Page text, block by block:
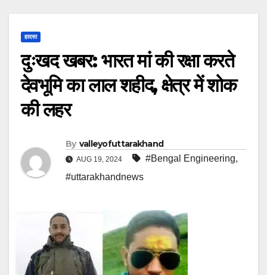
हादसा
दुःखद खबर: भारत मां की रक्षा करते
देवभूमि का लाल शहीद, क्षेत्र में शोक
की लहर
By valleyofuttarakhand
AUG 19, 2024 #Bengal Engineering,
#uttarakhandnews